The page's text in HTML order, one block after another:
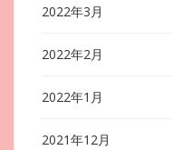
2022年3月
2022年2月
2022年1月
2021年12月